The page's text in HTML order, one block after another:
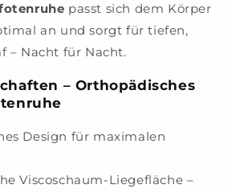
passt sich dem Körper
an und sorgt für tiefen,
– Nacht für Nacht.
– Orthopädisches
Design für maximalen
Viscoschaum-Liegefläche –